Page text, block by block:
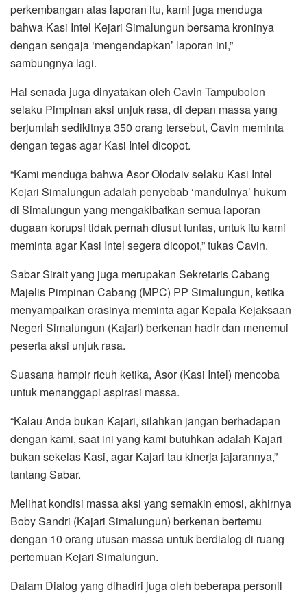
perkembangan atas laporan itu, kami juga menduga
bahwa Kasi Intel Kejari Simalungun bersama kroninya
dengan sengaja ‘mengendapkan’ laporan ini,”
sambungnya lagi.
Hal senada juga dinyatakan oleh Cavin Tampubolon
selaku Pimpinan aksi unjuk rasa, di depan massa yang
berjumlah sedikitnya 350 orang tersebut, Cavin meminta
dengan tegas agar Kasi Intel dicopot.
“Kami menduga bahwa Asor Olodaiv selaku Kasi Intel
Kejari Simalungun adalah penyebab ‘mandulnya’ hukum
di Simalungun yang mengakibatkan semua laporan
dugaan korupsi tidak pernah diusut tuntas, untuk itu kami
meminta agar Kasi Intel segera dicopot,” tukas Cavin.
Sabar Sirait yang juga merupakan Sekretaris Cabang
Majelis Pimpinan Cabang (MPC) PP Simalungun, ketika
menyampaikan orasinya meminta agar Kepala Kejaksaan
Negeri Simalungun (Kajari) berkenan hadir dan menemui
peserta aksi unjuk rasa.
Suasana hampir ricuh ketika, Asor (Kasi Intel) mencoba
untuk menanggapi aspirasi massa.
“Kalau Anda bukan Kajari, silahkan jangan berhadapan
dengan kami, saat ini yang kami butuhkan adalah Kajari
bukan sekelas Kasi, agar Kajari tau kinerja jajarannya,”
tantang Sabar.
Melihat kondisi massa aksi yang semakin emosi, akhirnya
Boby Sandri (Kajari Simalungun) berkenan bertemu
dengan 10 orang utusan massa untuk berdialog di ruang
pertemuan Kejari Simalungun.
Dalam Dialog yang dihadiri juga oleh beberapa personil